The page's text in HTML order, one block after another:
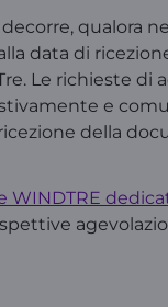
decorre, qualora
data di
Le richieste di
e
della
WINDTRE